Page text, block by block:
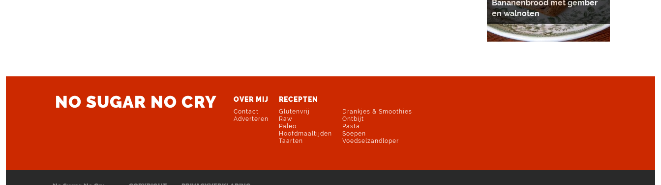
Bananenbrood met gember
en walnoten
NO SUGAR NO CRY OVER MIJ
Contact
Adverteren
RECEPTEN
Glutenvrij
Raw
Paleo
Hoofdmaaltijden
Taarten
Drankjes & Smoothies
Ontbijt
Pasta
Soepen
Voedselzandloper